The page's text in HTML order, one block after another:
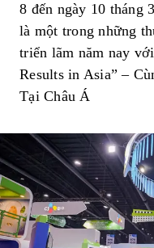
8 đến ngày 10 tháng
là một trong những
triển lãm năm nay
Results in Asia” –
Tại Châu Á